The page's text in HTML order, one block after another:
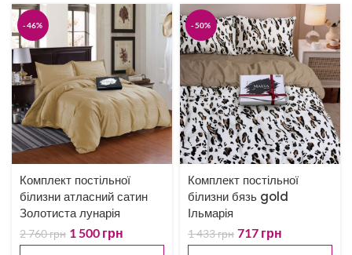
-46%
Комплект постільної
білизни атласний сатин
Золотиста лунарія
2 760грн 1 500 грн
-50%
Комплект постільної
білизни бязь gold
Ільмарія
1 433грн 717 грн